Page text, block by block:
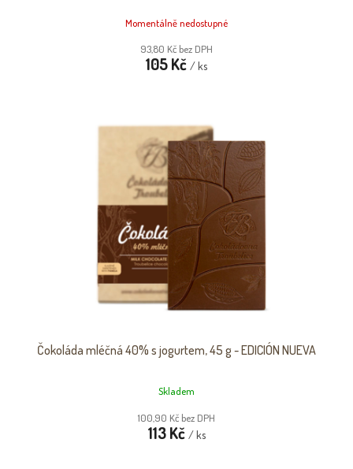
Momentálně nedostupné
93,80 Kč bez DPH
105 Kč / ks
Čokoláda mléčná 40% s jogurtem, 45 g - EDICIÓN NUEVA
Skladem
100,90 Kč bez DPH
113 Kč / ks